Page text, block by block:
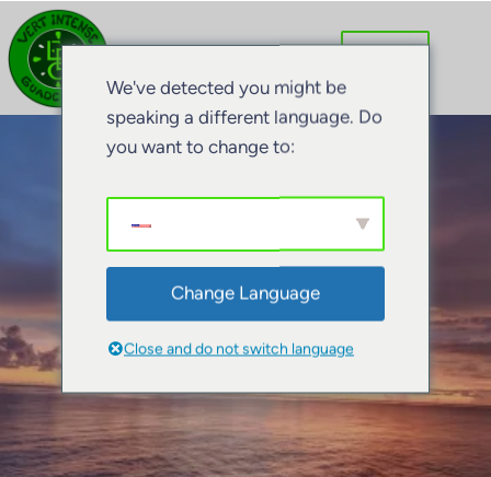
Direkt
zum
Inhalt
wechseln
We've detected you might be
speaking a different language. Do
you want to change to:
Change Language
Close and do not switch language